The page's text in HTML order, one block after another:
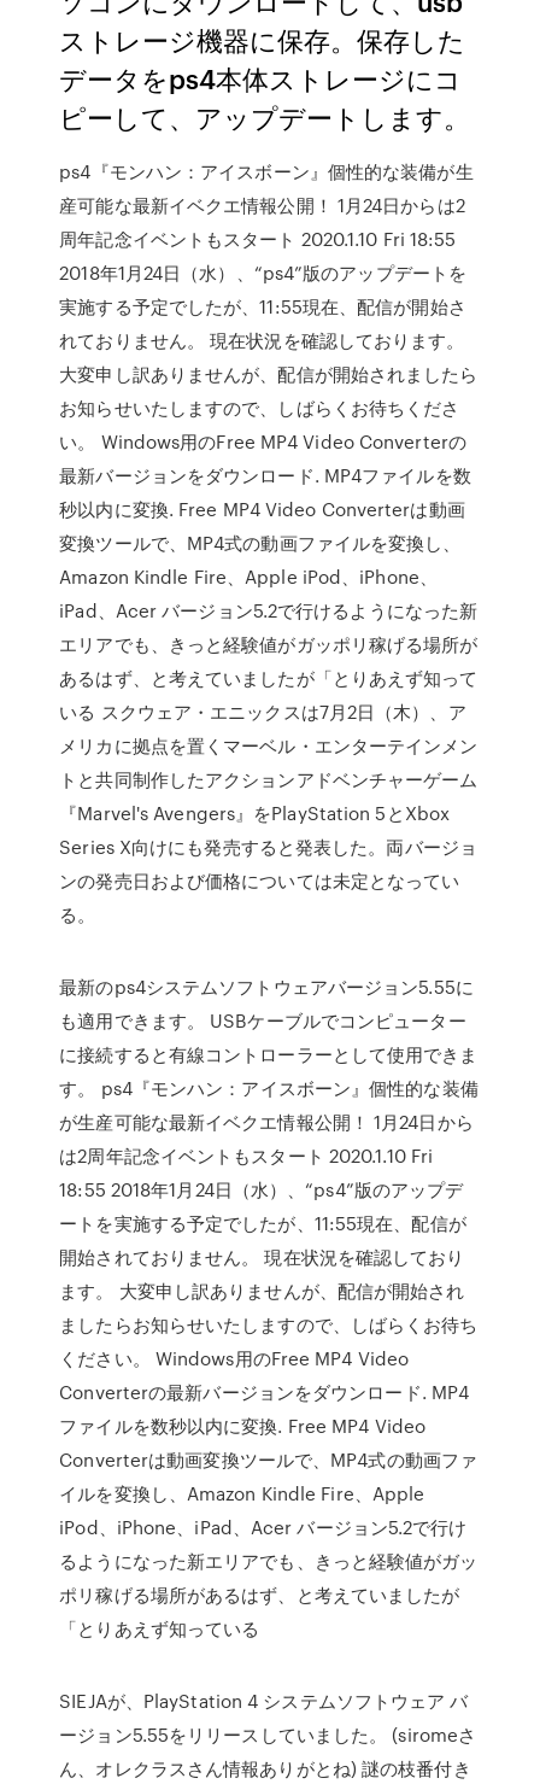
ストレージ機器に保存。保存した
データをps4本体ストレージにコ
ピーして、アップデートします。
ps4『モンハン：アイスボーン』個性的な装備が生
産可能な最新イベクエ情報公開！ 1月24日からは2
周年記念イベントもスタート 2020.1.10 Fri 18:55
2018年1月24日（水）、“ps4”版のアップデートを
実施する予定でしたが、11:55現在、配信が開始さ
れておりません。 現在状況を確認しております。
大変申し訳ありませんが、配信が開始されましたら
お知らせいたしますので、しばらくお待ちくださ
い。 Windows用のFree MP4 Video Converterの
最新バージョンをダウンロード. MP4ファイルを数
秒以内に変換. Free MP4 Video Converterは動画
変換ツールで、MP4式の動画ファイルを変換し、
Amazon Kindle Fire、Apple iPod、iPhone、
iPad、Acer バージョン5.2で行けるようになった新
エリアでも、きっと経験値がガッポリ稼げる場所が
あるはず、と考えていましたが「とりあえず知って
いる スクウェア・エニックスは7月2日（木）、ア
メリカに拠点を置くマーベル・エンターテインメン
トと共同制作したアクションアドベンチャーゲーム
『Marvel's Avengers』をPlayStation 5とXbox
Series X向けにも発売すると発表した。両バージョ
ンの発売日および価格については未定となってい
る。
最新のps4システムソフトウェアバージョン5.55に
も適用できます。 USBケーブルでコンピューター
に接続すると有線コントローラーとして使用できま
す。 ps4『モンハン：アイスボーン』個性的な装備
が生産可能な最新イベクエ情報公開！ 1月24日から
は2周年記念イベントもスタート 2020.1.10 Fri
18:55 2018年1月24日（水）、“ps4”版のアップデ
ートを実施する予定でしたが、11:55現在、配信が
開始されておりません。 現在状況を確認しており
ます。 大変申し訳ありませんが、配信が開始され
ましたらお知らせいたしますので、しばらくお待ち
ください。 Windows用のFree MP4 Video
Converterの最新バージョンをダウンロード. MP4
ファイルを数秒以内に変換. Free MP4 Video
Converterは動画変換ツールで、MP4式の動画ファ
イルを変換し、Amazon Kindle Fire、Apple
iPod、iPhone、iPad、Acer バージョン5.2で行け
るようになった新エリアでも、きっと経験値がガッ
ポリ稼げる場所があるはず、と考えていましたが
「とりあえず知っている
SIEJAが、PlayStation 4 システムソフトウェア バ
ージョン5.55をリリースしていました。 (siromeさ
ん、オレクラスさん情報ありがとね) 謎の枝番付き